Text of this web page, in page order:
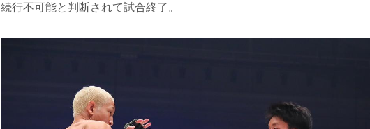
続行不可能と判断されて試合終了。